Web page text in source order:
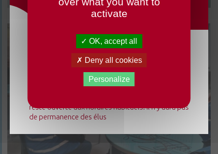
Du lundi 3 août au dimanche 23 août 2026, la
mairie déléguée de Chenillé-Changé adapte ses
horaires ⚠ Elle sera fermée les jeudis, ouverte les
lundis 3, 10 et 17 août de 9h à 12h. L'accueil de la
reste ouverte aux horaires habituels. Il n'y aura pas
de permanence des élus
activate
OK, accept all
Deny all cookies
Personalize